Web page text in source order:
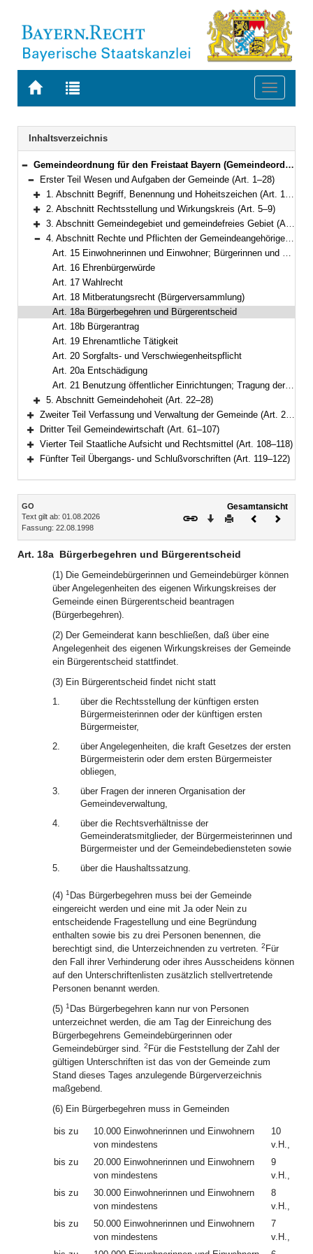
Zur
BAYERN.RECHT
Zur
letzten
Suche
Toggle
Navigation
Inhaltsverzeichnis
Bereich reduzieren
Gemeindeordnung für den Freistaat Bayern (Gemeindeordnung – GO) in der Fassung der Bekanntmachung vom 22. August 1998 (GVBl. S. 796) BayRS 2020-1-1-I (Art. 1–122)
Bereich reduzieren
Erster Teil Wesen und Aufgaben der Gemeinde (Art. 1–28)
Bereich erweitern
1. Abschnitt Begriff, Benennung und Hoheitszeichen (Art. 1–4)
Bereich erweitern
2. Abschnitt Rechtsstellung und Wirkungskreis (Art. 5–9)
Bereich erweitern
3. Abschnitt Gemeindegebiet und gemeindefreies Gebiet (Art. 10–14)
Bereich reduzieren
4. Abschnitt Rechte und Pflichten der Gemeindeangehörigen (Art. 15–21)
Art. 15 Einwohnerinnen und Einwohner; Bürgerinnen und Bürger
Art. 16 Ehrenbürgerwürde
Art. 17 Wahlrecht
Art. 18 Mitberatungsrecht (Bürgerversammlung)
Art. 18a Bürgerbegehren und Bürgerentscheid
Art. 18b Bürgerantrag
Art. 19 Ehrenamtliche Tätigkeit
Art. 20 Sorgfalts- und Verschwiegenheitspflicht
Art. 20a Entschädigung
Art. 21 Benutzung öffentlicher Einrichtungen; Tragung der Gemeindelasten
Bereich erweitern
5. Abschnitt Gemeindehoheit (Art. 22–28)
Bereich erweitern
Zweiter Teil Verfassung und Verwaltung der Gemeinde (Art. 29–60a)
Bereich erweitern
Dritter Teil Gemeindewirtschaft (Art. 61–107)
Bereich erweitern
Vierter Teil Staatliche Aufsicht und Rechtsmittel (Art. 108–118)
Fünfter Teil Übergangs- und Schlußvorschriften (Art. 119–122)
Inhalt
GO
Text gilt ab: 01.08.2026
Fassung: 22.08.1998
Gesamtansicht
Download
DruckenVorheriges
Art. 18a Bürgerbegehren und Bürgerentscheid
(1) Die Gemeindebürgerinnen und Gemeindebürger können
über Angelegenheiten des eigenen Wirkungskreises der
Gemeinde einen Bürgerentscheid beantragen
(Bürgerbegehren).
(2) Der Gemeinderat kann beschließen, daß über eine
Angelegenheit des eigenen Wirkungskreises der Gemeinde
ein Bürgerentscheid stattfindet.
(3) Ein Bürgerentscheid findet nicht statt
1.
über die Rechtsstellung der künftigen ersten
Bürgermeisterinnen oder der künftigen ersten
Bürgermeister,
2.
über Angelegenheiten, die kraft Gesetzes der ersten
Bürgermeisterin oder dem ersten Bürgermeister
obliegen,
3.
über Fragen der inneren Organisation der
Gemeindeverwaltung,
4.
über die Rechtsverhältnisse der
Gemeinderatsmitglieder, der Bürgermeisterinnen und
Bürgermeister und der Gemeindebediensteten sowie
5.
über die Haushaltssatzung.
(4) 1 Das Bürgerbegehren muss bei der Gemeinde
eingereicht werden und eine mit Ja oder Nein zu
entscheidende Fragestellung und eine Begründung
enthalten sowie bis zu drei Personen benennen, die
berechtigt sind, die Unterzeichnenden zu vertreten. 2 Für
den Fall ihrer Verhinderung oder ihres Ausscheidens können
auf den Unterschriftenlisten zusätzlich stellvertretende
Personen benannt werden.
(5) 1 Das Bürgerbegehren kann nur von Personen
unterzeichnet werden, die am Tag der Einreichung des
Bürgerbegehrens Gemeindebürgerinnen oder
Gemeindebürger sind. 2 Für die Feststellung der Zahl der
gültigen Unterschriften ist das von der Gemeinde zum
Stand dieses Tages anzulegende Bürgerverzeichnis
maßgebend.
(6) Ein Bürgerbegehren muss in Gemeinden
bis zu
10.000 Einwohnerinnen und Einwohnern
von mindestens
10
v.H.,
bis zu
20.000 Einwohnerinnen und Einwohnern
von mindestens
9
v.H.,
bis zu
30.000 Einwohnerinnen und Einwohnern
von mindestens
8
v.H.,
bis zu
50.000 Einwohnerinnen und Einwohnern
von mindestens
7
v.H.,